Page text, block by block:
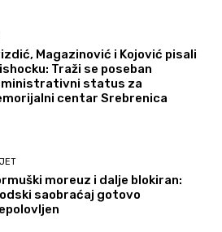
Magazinović i Kojović pisali
Traži se poseban
status za
centar Srebrenica
moreuz i dalje blokiran:
saobraćaj gotovo